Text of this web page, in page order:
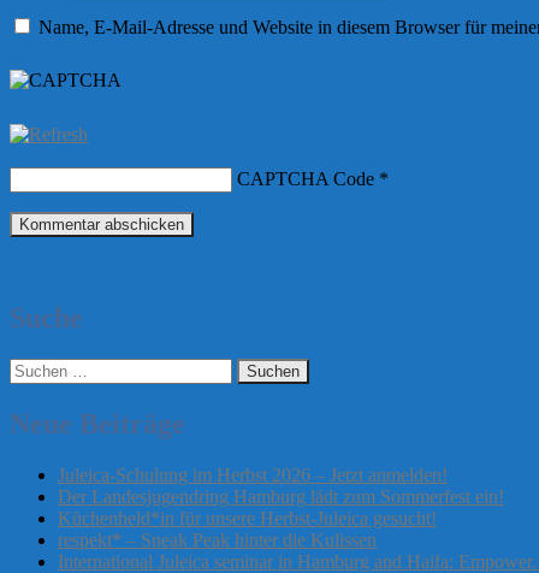
Name, E-Mail-Adresse und Website in diesem Browser für
CAPTCHA Code *
Suche
Suchen
nach:
Neue Beiträge
Juleica-Schulung im Herbst 2026 – Jetzt anmelden!
Der Landesjugendring Hamburg lädt zum Sommerfest ein!
Küchenheld*in für unsere Herbst-Juleica gesucht!
respekt* – Sneak Peak hinter die Kulissen
International Juleica seminar in Hamburg and Haifa: